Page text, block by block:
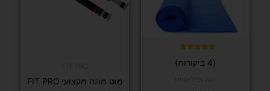
5.00
(4 ביקורות)
לבחור
המוצר
מוט מתח מקצועי FIT PRO